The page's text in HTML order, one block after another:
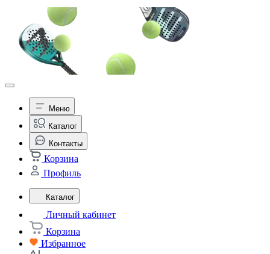
Меню
Каталог
Контакты
Корзина
Профиль
Каталог
Личный кабинет
Корзина
Избранное